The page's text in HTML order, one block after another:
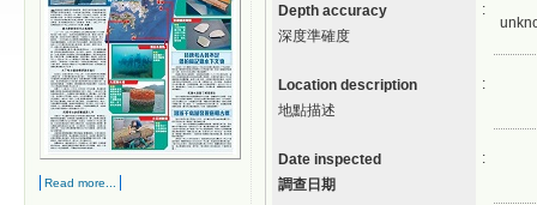
Read more...
Depth accuracy
深度準確度
:
Location description
地點描述
:
Date inspected
調查日期
: